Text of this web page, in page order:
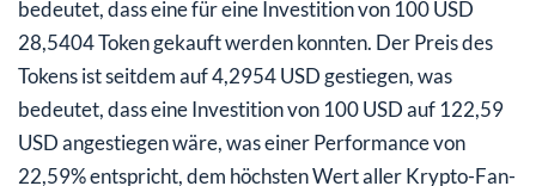
bedeutet, dass eine für eine Investition von 100 USD
28,5404 Token gekauft werden konnten. Der Preis des
Tokens ist seitdem auf 4,2954 USD gestiegen, was
bedeutet, dass eine Investition von 100 USD auf 122,59
USD angestiegen wäre, was einer Performance von
22,59% entspricht, dem höchsten Wert aller Krypto-Fan-